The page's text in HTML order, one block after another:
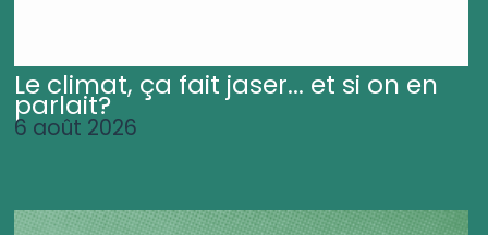
Le climat, ça fait jaser... et si on en
parlait?
6 août 2026